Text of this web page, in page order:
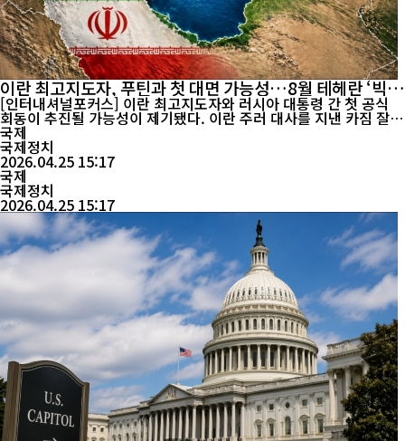
이란 최고지도자, 푸틴과 첫 대면 가능성…8월 테헤란 ‘빅이
벤트’ 주목
[인터내셔널포커스] 이란 최고지도자와 러시아 대통령 간 첫 공식
회동이 추진될 가능성이 제기됐다. 이란 주러 대사를 지낸 카짐 잘랄
리는 25일(현지시간) 러시아 측 발표를 인용해, 이란 최고지도자 무
즈타바 하메네이와 러시아 대통령 블라디미르 푸틴의 첫 만남이 카
스피해 정상회의 기간 중 이뤄질 수 있다고 밝혔다. 잘랄리는 이란이
올해 테헤란에서 개최할 예정인 카스피해 정상회...
국제
국제정치
2026.04.25 15:17
국제
국제정치
2026.04.25 15:17